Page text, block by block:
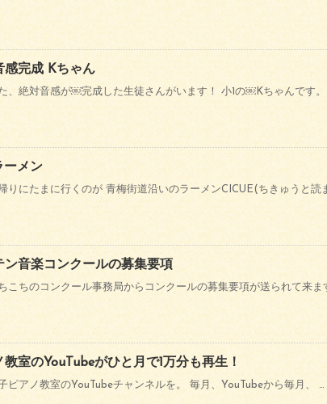
感完成 Kちゃん
、絶対音感が￼完成した生徒さんがいます！ 小1の￼Kちゃんです
ーメン
りにたまに行くのが 青梅街道沿いのラーメンCICUE(ちきゅうと読
ン音楽コンクールの募集要項
こちのコンクール事務局からコンクールの募集要項が送られて来ま
教室のYouTubeがひと月で1万分も再生！
ピアノ教室のYouTubeチャンネルを。 毎月、YouTubeから毎月、 …